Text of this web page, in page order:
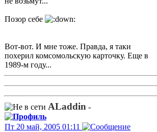
Позор себе
Вот-вот. И мне тоже. Правда, я таки
похерил комсомольскую карточку. Еще в
1989-м году...
ALaddin -
Пт 20 май, 2005 01:11